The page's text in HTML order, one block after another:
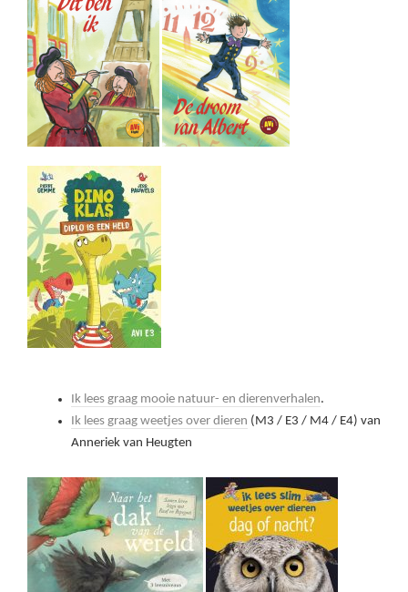
Ik lees graag mooie natuur- en dierenverhalen.
Ik lees graag weetjes over dieren (M3 / E3 / M4 / E4) van
Anneriek van Heugten